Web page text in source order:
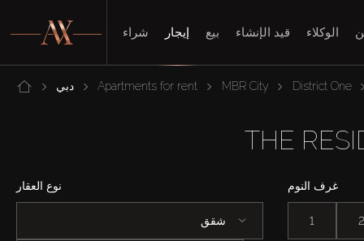
شراء إيجار بيع قيد الإنشاء الوكلاء
دبي Apartments for rent MBR City District One
نوع العقار
شقق
غرف النوم
1 2